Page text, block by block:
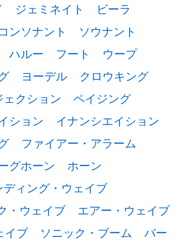
ジェミネイト
ビーラ
ンソナント
ソウナント
ハルー フート
ウープ
ヨーデル
クロウキング
クション
ペイジング
ション
イナンシエイション
ファイアー・アラーム
グホーン
ホーン
ディング・ウェイブ
・ウェイブ
エアー・ウェイブ
イブ
ソニック・ブーム
バー